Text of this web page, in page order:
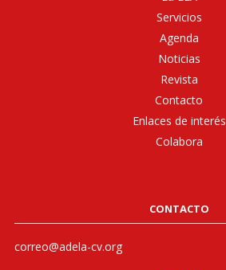
Servicios
Agenda
Noticias
Revista
Contacto
Enlaces de interés
Colabora
CONTACTO
correo@adela-cv.org